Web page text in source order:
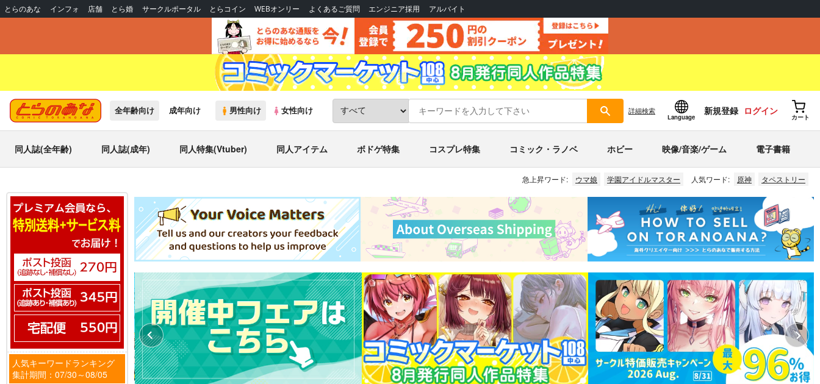
とらのあな インフォ 店舗 とら婚 サークルポータル とらコイン WEBオンリー よくあるご質問 エンジニア採用 アルバイト
全年齢向け 成年向け 男性向け 女性向け 詳細検索
Language
新規登録 ログイン
カート
同人誌(全年齢) 同人誌(成年) 同人特集(Vtuber) 同人アイテム ボドゲ特集 コスプレ特集 コミック・ラノベ ホビー 映像/音楽/ゲーム 電子書籍
急上昇ワード: ウマ娘 学園アイドルマスター 人気ワード: 原神 タペストリー
人気キーワードランキング
集計期間：07/30～08/05